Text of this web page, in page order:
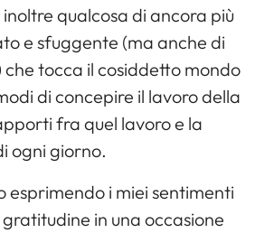
qualcosa di ancora più
e sfuggente (ma anche di
che tocca il cosiddetto mondo
di concepire il lavoro della
fra quel lavoro e la
ogni giorno.
esprimendo i miei sentimenti
in una occasione